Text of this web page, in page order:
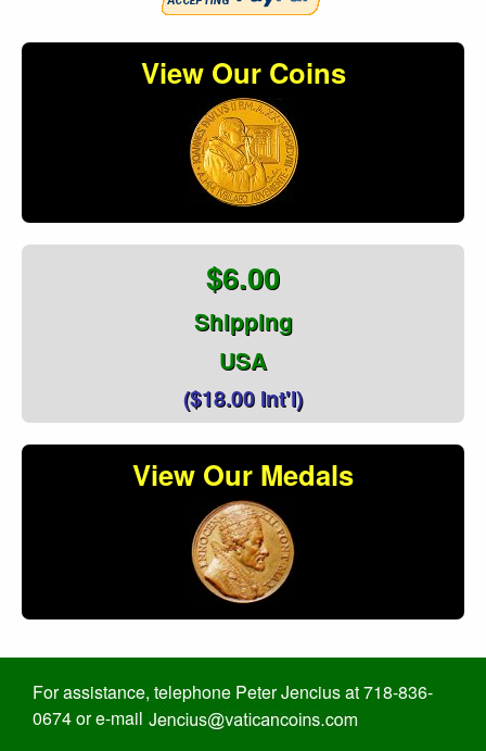
View Our Coins
$6.00
Shipping
USA
($18.00 Int'l)
View Our Medals
For assistance, telephone Peter Jencius at 718-836-
0674 or e-mail